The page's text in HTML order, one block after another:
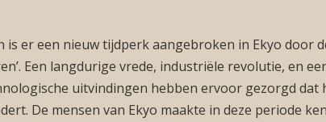
is er een nieuw tijdperk aangebroken in Ekyo door
Een langdurige vrede, industriële revolutie, en
uitvindingen hebben ervoor gezorgd dat
De mensen van Ekyo maakte in deze periode